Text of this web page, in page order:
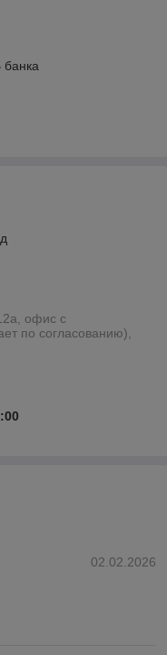
банка
офис с
по согласованию),
02.02.2026